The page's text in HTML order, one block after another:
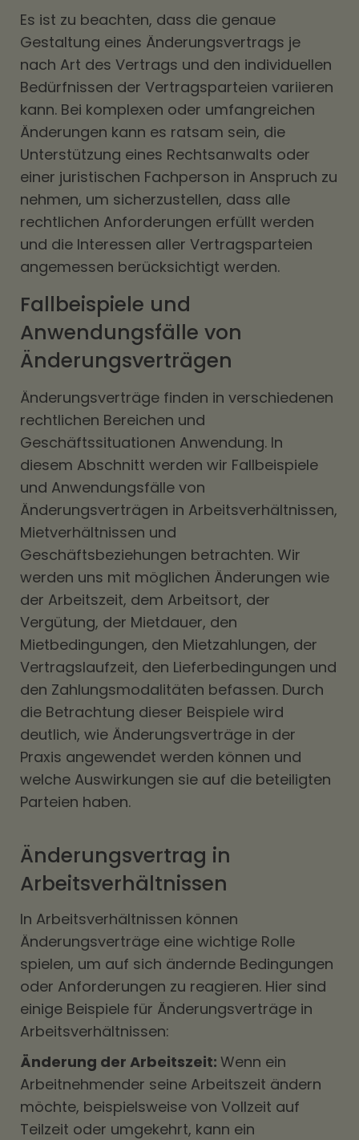
Es ist zu beachten, dass die genaue
Gestaltung eines Änderungsvertrags je
nach Art des Vertrags und den individuellen
Bedürfnissen der Vertragsparteien variieren
kann. Bei komplexen oder umfangreichen
Änderungen kann es ratsam sein, die
Unterstützung eines Rechtsanwalts oder
einer juristischen Fachperson in Anspruch zu
nehmen, um sicherzustellen, dass alle
rechtlichen Anforderungen erfüllt werden
und die Interessen aller Vertragsparteien
angemessen berücksichtigt werden.
Fallbeispiele und
Anwendungsfälle von
Änderungsverträgen
Änderungsverträge finden in verschiedenen
rechtlichen Bereichen und
Geschäftssituationen Anwendung. In
diesem Abschnitt werden wir Fallbeispiele
und Anwendungsfälle von
Änderungsverträgen in Arbeitsverhältnissen,
Mietverhältnissen und
Geschäftsbeziehungen betrachten. Wir
werden uns mit möglichen Änderungen wie
der Arbeitszeit, dem Arbeitsort, der
Vergütung, der Mietdauer, den
Mietbedingungen, den Mietzahlungen, der
Vertragslaufzeit, den Lieferbedingungen und
den Zahlungsmodalitäten befassen. Durch
die Betrachtung dieser Beispiele wird
deutlich, wie Änderungsverträge in der
Praxis angewendet werden können und
welche Auswirkungen sie auf die beteiligten
Parteien haben.
Änderungsvertrag in
Arbeitsverhältnissen
In Arbeitsverhältnissen können
Änderungsverträge eine wichtige Rolle
spielen, um auf sich ändernde Bedingungen
oder Anforderungen zu reagieren. Hier sind
einige Beispiele für Änderungsverträge in
Arbeitsverhältnissen:
Änderung der Arbeitszeit: Wenn ein
Arbeitnehmender seine Arbeitszeit ändern
möchte, beispielsweise von Vollzeit auf
Teilzeit oder umgekehrt, kann ein